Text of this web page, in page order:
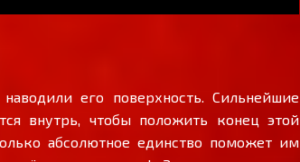
его поверхность. Сильнейшие
внутрь, чтобы положить конец этой
абсолютное единство поможет им